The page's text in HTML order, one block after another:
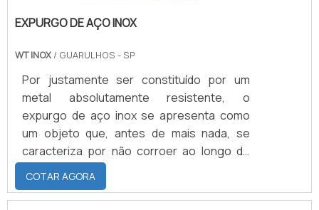
EXPURGO DE AÇO INOX
WT INOX / GUARULHOS - SP
Por justamente ser constituído por um
metal absolutamente resistente, o
expurgo de aço inox se apresenta como
um objeto que, antes de mais nada, se
caracteriza por não corroer ao longo do
tempo. Ainda em primeiro plano, é preciso
destacar que se trata de um componente
majoritariamente destinado a aplicações
COTAR AGORA